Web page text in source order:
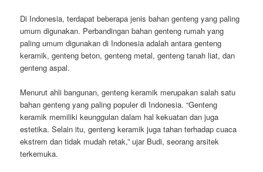
Di Indonesia, terdapat beberapa jenis bahan genteng yang paling
umum digunakan. Perbandingan bahan genteng rumah yang
paling umum digunakan di Indonesia adalah antara genteng
keramik, genteng beton, genteng metal, genteng tanah liat, dan
genteng aspal.
Menurut ahli bangunan, genteng keramik merupakan salah satu
bahan genteng yang paling populer di Indonesia. “Genteng
keramik memiliki keunggulan dalam hal kekuatan dan juga
estetika. Selain itu, genteng keramik juga tahan terhadap cuaca
ekstrem dan tidak mudah retak,” ujar Budi, seorang arsitek
terkemuka.